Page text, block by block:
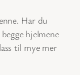
Har du
hjelmene
til mye mer